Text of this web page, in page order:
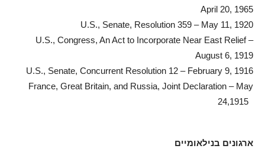
April 20, 1965
U.S., Senate, Resolution 359 – May 11, 1920
U.S., Congress, An Act to Incorporate Near East Relief –
August 6, 1919
U.S., Senate, Concurrent Resolution 12 – February 9, 1916
France, Great Britain, and Russia, Joint Declaration – May
24,1915
ארגונים בנילאומיים